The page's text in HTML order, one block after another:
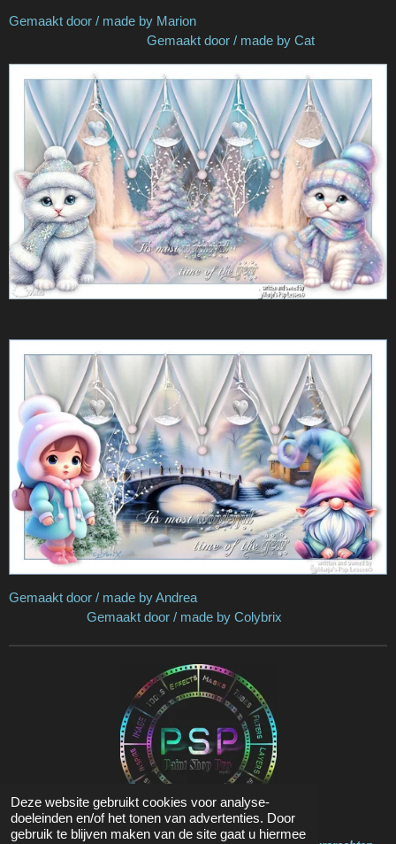
Deze website gebruikt cookies voor analyse-
doeleinden en/of het tonen van advertenties. Door
gebruik te blijven maken van de site gaat u hiermee
Gemaakt door / made by Marion
Gemaakt door / made by Cat
Gemaakt door / made by Andrea
Gemaakt door / made by Colybrix